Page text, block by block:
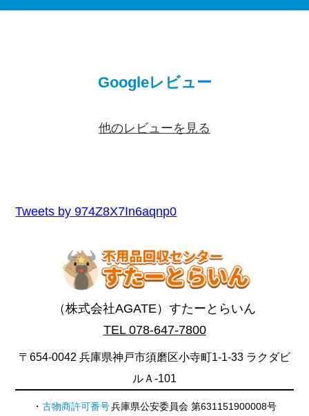
Googleレビュー
他のレビューを見る
Tweets by 974Z8X7In6aqnp0
（株式会社AGATE）すたーとらいん
TEL 078-647-7800
〒654-0042 兵庫県神戸市須磨区小寺町1-1-33 ラクダビ
ルＡ-101
古物商許可番号兵庫県公安委員会 第631151900008号